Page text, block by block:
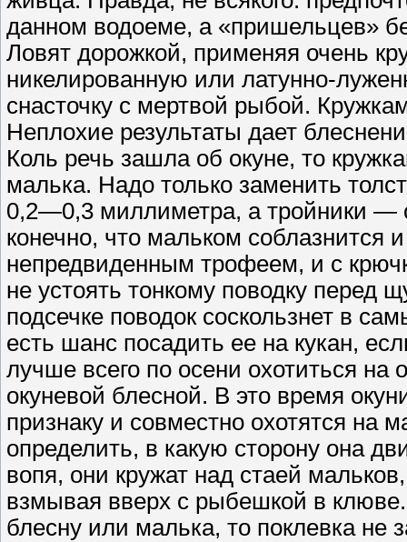
данном водоеме, а «пришельцев»
Ловят дорожкой, применяя очень
никелированную или латунно-
снасточку с мертвой рыбой.
Неплохие результаты дает
Коль речь зашла об окуне, то
маль­ка. Надо только заменить
0,2—0,3 мил­лиметра, а тройники —
конечно, что мальком соблазнится
непредвиденным трофеем, и с
не устоять тонкому поводку перед
подсечке по­водок соскользнет в
есть шанс посадить ее на кукан,
лучше всего по осени охотиться на
окуневой блесной. В это время
признаку и совместно охотятся на
определить, в какую сторону она
вопя, они кружат над стаей
взмывая вверх с рыбешкой в
блесну или малька, то поклевка не